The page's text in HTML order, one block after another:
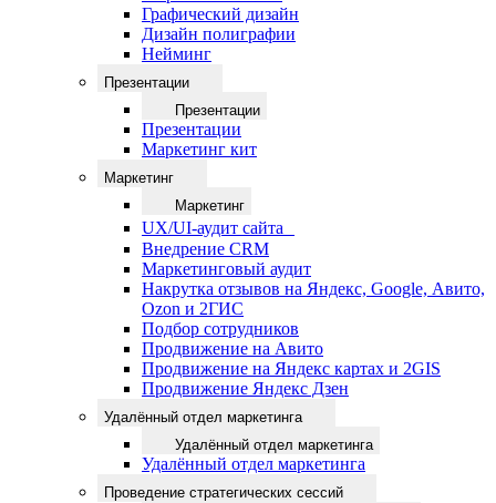
Графический дизайн
Дизайн полиграфии
Нейминг
Презентации
Презентации
Презентации
Маркетинг кит
Маркетинг
Маркетинг
UX/UI-аудит сайта
Внедрение CRM
Маркетинговый аудит
Накрутка отзывов на Яндекс, Google, Авито,
Ozon и 2ГИС
Подбор сотрудников
Продвижение на Авито
Продвижение на Яндекс картах и 2GIS
Продвижение Яндекс Дзен
Удалённый отдел маркетинга
Удалённый отдел маркетинга
Удалённый отдел маркетинга
Проведение стратегических сессий